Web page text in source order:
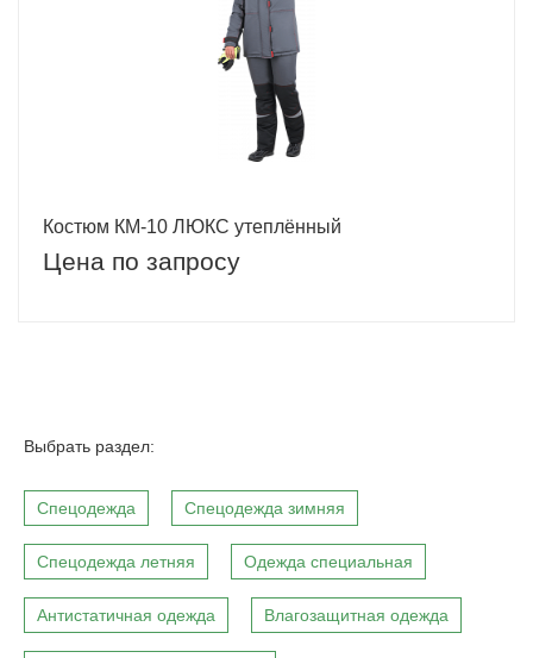
Костюм КМ-10 ЛЮКС утеплённый
Цена по запросу
Выбрать раздел:
Спецодежда Спецодежда зимняя
Спецодежда летняя Одежда специальная
Антистатичная одежда Влагозащитная одежда